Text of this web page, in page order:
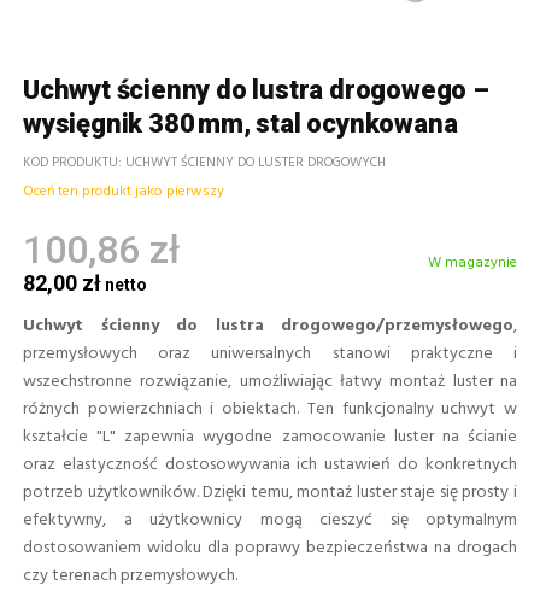
Uchwyt ścienny do lustra drogowego –
wysięgnik 380 mm, stal ocynkowana
KOD PRODUKTU UCHWYT ŚCIENNY DO LUSTER DROGOWYCH
Oceń ten produkt jako pierwszy
100,86 zł
82,00 zł
W magazynie
Uchwyt ścienny do lustra drogowego/przemysłowego,
przemysłowych oraz uniwersalnych stanowi praktyczne i
wszechstronne rozwiązanie, umożliwiając łatwy montaż luster na
różnych powierzchniach i obiektach. Ten funkcjonalny uchwyt w
kształcie "L" zapewnia wygodne zamocowanie luster na ścianie
oraz elastyczność dostosowywania ich ustawień do konkretnych
potrzeb użytkowników. Dzięki temu, montaż luster staje się prosty i
efektywny, a użytkownicy mogą cieszyć się optymalnym
dostosowaniem widoku dla poprawy bezpieczeństwa na drogach
czy terenach przemysłowych.